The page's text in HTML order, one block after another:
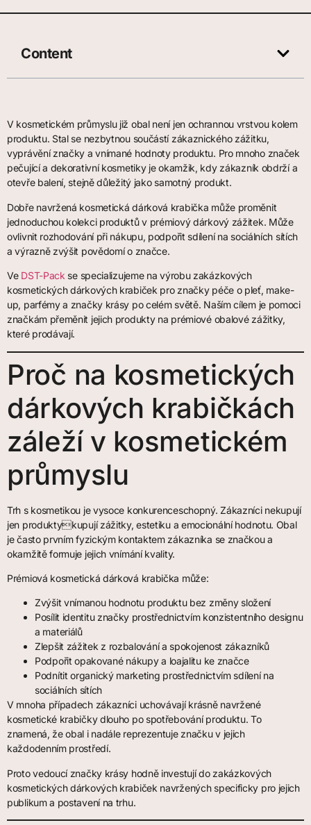
Content
V kosmetickém průmyslu již obal není jen ochrannou vrstvou kolem
produktu. Stal se nezbytnou součástí zákaznického zážitku,
vyprávění značky a vnímané hodnoty produktu. Pro mnoho značek
pečující a dekorativní kosmetiky je okamžik, kdy zákazník obdrží a
otevře balení, stejně důležitý jako samotný produkt.
Dobře navržená kosmetická dárková krabička může proměnit
jednoduchou kolekci produktů v prémiový dárkový zážitek. Může
ovlivnit rozhodování při nákupu, podpořit sdílení na sociálních sítích
a výrazně zvýšit povědomí o značce.
Ve DST-Pack se specializujeme na výrobu zakázkových
kosmetických dárkových krabiček pro značky péče o pleť, make-
up, parfémy a značky krásy po celém světě. Naším cílem je pomoci
značkám přeměnit jejich produkty na prémiové obalové zážitky,
které prodávají.
Proč na kosmetických
dárkových krabičkách
záleží v kosmetickém
průmyslu
Trh s kosmetikou je vysoce konkurenceschopný. Zákazníci nekupují
jen produktykupují zážitky, estetiku a emocionální hodnotu. Obal
je často prvním fyzickým kontaktem zákazníka se značkou a
okamžitě formuje jejich vnímání kvality.
Prémiová kosmetická dárková krabička může:
Zvýšit vnímanou hodnotu produktu bez změny složení
Posílit identitu značky prostřednictvím konzistentního designu
a materiálů
Zlepšit zážitek z rozbalování a spokojenost zákazníků
Podpořit opakované nákupy a loajalitu ke značce
Podnítit organický marketing prostřednictvím sdílení na
sociálních sítích
V mnoha případech zákazníci uchovávají krásně navržené
kosmetické krabičky dlouho po spotřebování produktu. To
znamená, že obal i nadále reprezentuje značku v jejich
každodenním prostředí.
Proto vedoucí značky krásy hodně investují do zakázkových
kosmetických dárkových krabiček navržených specificky pro jejich
publikum a postavení na trhu.